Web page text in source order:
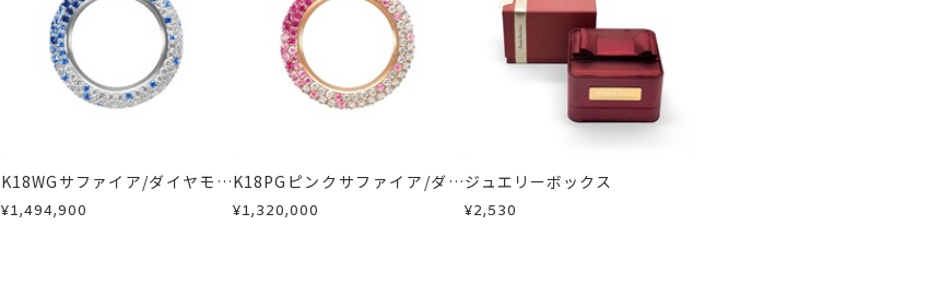
K18WGサファイア/ダイヤモン
ドリング(エテルノ)
¥1,494,900
K18PGピンクサファイア/ダイ
ヤモンドリング(エテルノ)
¥1,320,000
ジュエリーボックス
¥2,530